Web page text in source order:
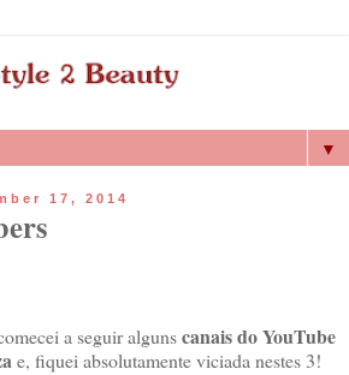
▼
17, 2014
a seguir algunscanais do YouTube
e, fiquei absolutamente viciada nestes 3!